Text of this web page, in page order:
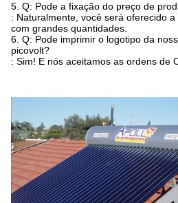
5. Q: Pode a fixação do preço de
: Naturalmente, você será oferecido
com grandes quantidades.
6. Q: Pode imprimir o logotipo da
picovolt?
: Sim! E nós aceitamos as ordens de